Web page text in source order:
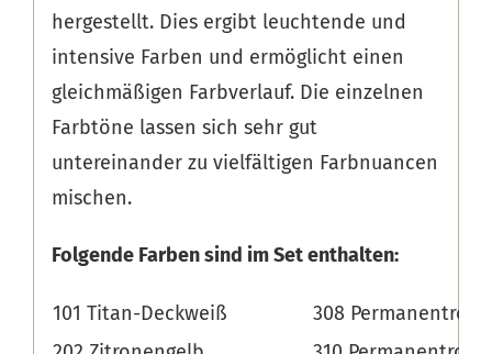
hergestellt. Dies ergibt leuchtende und
intensive Farben und ermöglicht einen
gleichmäßigen Farbverlauf. Die einzelnen
Farbtöne lassen sich sehr gut
untereinander zu vielfältigen Farbnuancen
mischen.
Folgende Farben sind im Set enthalten:
101 Titan-Deckweiß
308 Permanentrot